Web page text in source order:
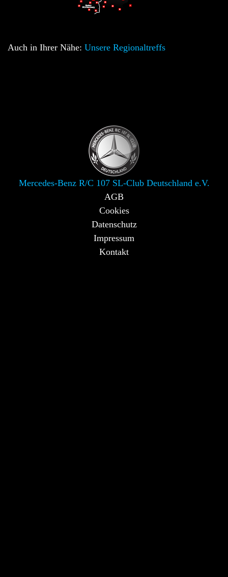
Auch in Ihrer Nähe: Unsere Regionaltreffs
Mercedes-Benz R/C 107 SL-Club Deutschland e.V.
AGB
Cookies
Datenschutz
Impressum
Kontakt